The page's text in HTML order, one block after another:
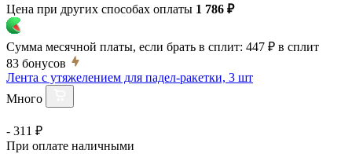
Цена при других способах оплаты 1 786 ₽
Сумма месячной платы, если брать в сплит: 447 ₽ в сплит
83 бонусов
Лента с утяжелением для падел-ракетки, 3 шт
Много
- 311 ₽
При оплате наличными